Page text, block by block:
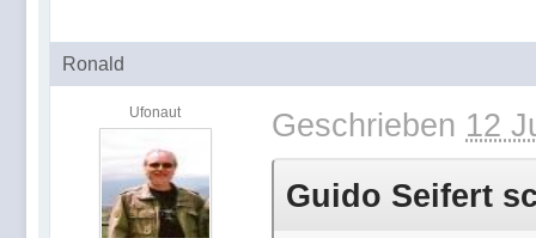
Ronald
Ufonaut Geschrieben 12
Guido Seifert